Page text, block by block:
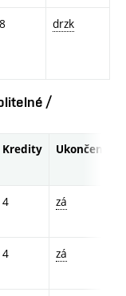
8 drzk
/
Kredity Ukončení
4 zá
4 zá